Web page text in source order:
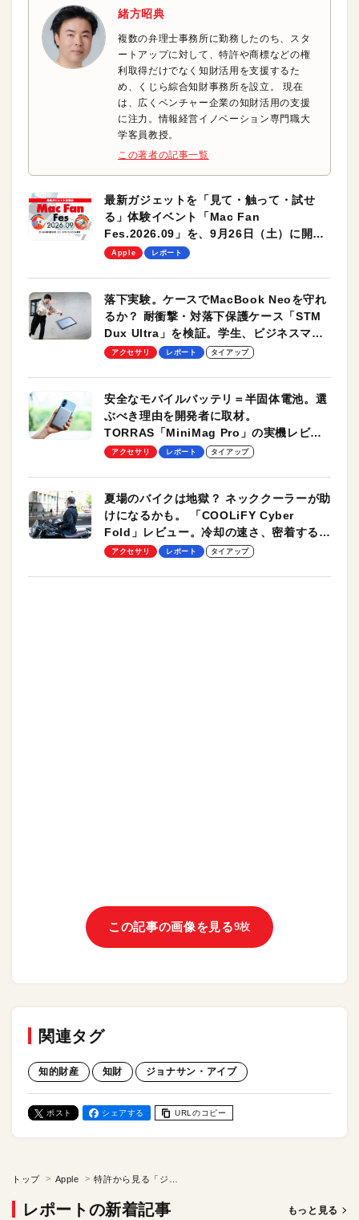
緒方昭典
複数の弁理士事務所に勤務したのち、スタ
ートアップに対して、特許や商標などの権
利取得だけでなく知財活用を支援するた
め、くじら綜合知財事務所を設立。 現在
は、広くベンチャー企業の知財活用の支援
に注力。情報経営イノベーション専門職大
学客員教授。
この著者の記事一覧
最新ガジェットを「見て・触って・試せ
る」体験イベント「Mac Fan
Fes.2026.09」を、9月26日（土）に開催
します！
Apple レポート
落下実験。ケースでMacBook Neoを守れ
るか？ 耐衝撃・対落下保護ケース「STM
Dux Ultra」を検証。学生、ビジネスマン
のモバイルユースに最適！
アクセサリ レポート タイアップ
安全なモバイルバッテリ＝半固体電池。選
ぶべき理由を開発者に取材。
TORRAS「MiniMag Pro」の実機レビュ
ーも
アクセサリ レポート タイアップ
夏場のバイクは地獄？ ネッククーラーが助
けになるかも。 「COOLiFY Cyber
Fold」レビュー。冷却の速さ、密着する冷
却プレート、シンプルな操作性がグッド！
アクセサリ レポート タイアップ
この記事の画像を見る9枚
関連タグ
知的財産 知財 ジョナサン・アイブ
ポスト シェアする URLのコピー
トップ Apple 特許から見る「ジョナサン・アイブのデザイン哲学」。“唯一無二の顧客体験”を生み出すために必要な「シンプルさ」と「見えない機能」とは？
レポートの新着記事 もっと見る